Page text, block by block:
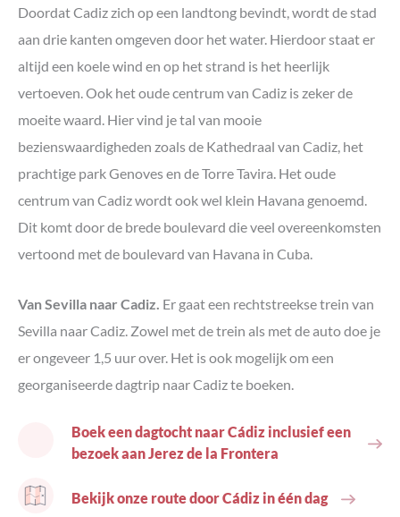
Doordat Cadiz zich op een landtong bevindt, wordt de stad
aan drie kanten omgeven door het water. Hierdoor staat er
altijd een koele wind en op het strand is het heerlijk
vertoeven. Ook het oude centrum van Cadiz is zeker de
moeite waard. Hier vind je tal van mooie
bezienswaardigheden zoals de Kathedraal van Cadiz, het
prachtige park Genoves en de Torre Tavira. Het oude
centrum van Cadiz wordt ook wel klein Havana genoemd.
Dit komt door de brede boulevard die veel overeenkomsten
vertoond met de boulevard van Havana in Cuba.
Van Sevilla naar Cadiz. Er gaat een rechtstreekse trein van
Sevilla naar Cadiz. Zowel met de trein als met de auto doe je
er ongeveer 1,5 uur over. Het is ook mogelijk om een
georganiseerde dagtrip naar Cadiz te boeken.
Boek een dagtocht naar Cádiz inclusief een
bezoek aan Jerez de la Frontera
Bekijk onze route door Cádiz in één dag